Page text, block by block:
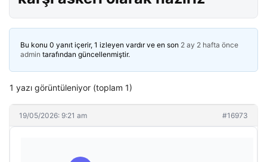
Bu konu 0 yanıt içerir, 1 izleyen vardır ve en son 2 ay 2 hafta önce
admin tarafından güncellenmiştir.
1 yazı görüntüleniyor (toplam 1)
19/05/2026: 9:21 am #16973